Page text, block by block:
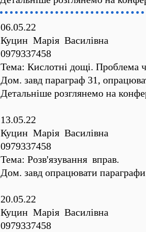
06.05.22
Куцин Марія Василівна
0979337458
Тема: Кислотні дощі. Проблема
Дом. завд параграф 31,
Детальніше розглянемо на
13.05.22
Куцин Марія Василівна
0979337458
Тема: Розв'язування вправ.
Дом. завд опрацювати
20.05.22
Куцин Марія Василівна
0979337458